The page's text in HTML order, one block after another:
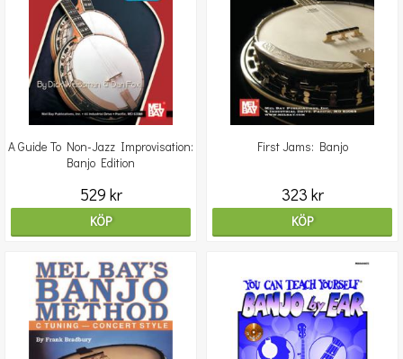
A Guide To Non-Jazz Improvisation:
Banjo Edition
529 kr
KÖP
First Jams: Banjo
323 kr
KÖP